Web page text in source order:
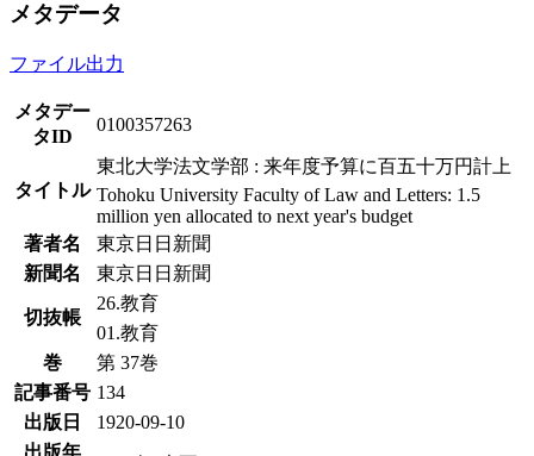
メタデータ
ファイル出力
メタデー
タID
0100357263
タイトル
東北大学法文学部 : 来年度予算に百五十万円計上
Tohoku University Faculty of Law and Letters: 1.5
million yen allocated to next year's budget
著者名
東京日日新聞
新聞名
東京日日新聞
切抜帳
26.教育
01.教育
巻
第 37巻
記事番号 134
出版日
1920-09-10
出版年